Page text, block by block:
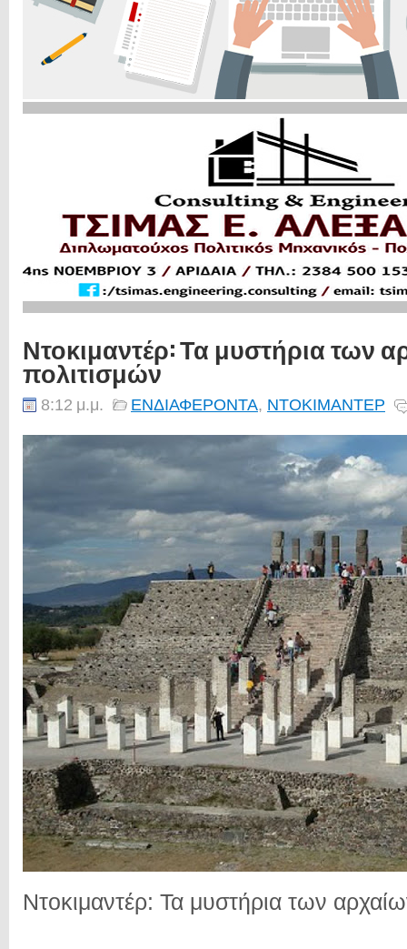
Ντοκιμαντέρ: Τα μυστήρια των
πολιτισμών
8:12 μ.μ. ΕΝΔΙΑΦΕΡΟΝΤΑ, ΝΤΟΚΙΜΑΝΤΕΡ
Ντοκιμαντέρ: Τα μυστήρια των